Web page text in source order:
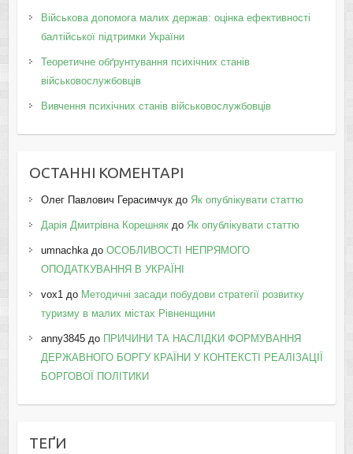
Військова допомога малих держав: оцінка ефективності
балтійської підтримки України
Теоретичне обґрунтування психічних станів
військовослужбовців
Вивчення психічних станів військовослужбовців
ОСТАННІ КОМЕНТАРІ
Олег Павлович Герасимчукдо Як опублікувати статтю
Дарія Дмитрівна Корешнякдо Як опублікувати статтю
umnachkaдо ОСОБЛИВОСТІ НЕПРЯМОГО
ОПОДАТКУВАННЯ В УКРАЇНІ
vox1до Методичні засади побудови стратегії розвитку
туризму в малих містах Рівненщини
anny3845до ПРИЧИНИ ТА НАСЛІДКИ ФОРМУВАННЯ
ДЕРЖАВНОГО БОРГУ КРАЇНИ У КОНТЕКСТІ РЕАЛІЗАЦІЇ
БОРГОВОЇ ПОЛІТИКИ
ТЕҐИ